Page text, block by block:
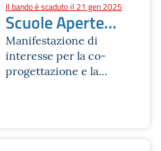
cinema, teatro, giochi
di ruolo, piscina e tanto
altro. Alcuni laboratori
sono realizzati grazie
alla collaborazione con
Il bando è scaduto il 21 gen 2025
Scuole Aperte
tutto l'anno
Manifestazione di
interesse per la co-
progettazione e la